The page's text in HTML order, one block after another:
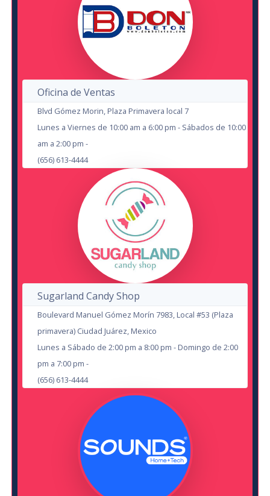
Carlos Ballarta
en Cd Juárez
Auditorio Benito Juárez
21
AUG
Miche Fest 2026
en Cd Juárez
Lienzo Charro Adolfo López Mateos
8
Jorge Cuellar
Auditorio Benito Juárez
SEP
Brayan Soto "Pinocho" VS Mario
Abad
en Chihuahua
Arena Corner Sport
Dhamer: MIrando a la Bestia a Los
Ojos
en Cd Juárez
Auditorio Benito Juárez
18
SEP
en Cd Juárez
Plaza De La Mexicanidad
2
OCT
Zenon y Sus Amigos
en Delicias
Teatro de la Ciudad Delicias
3
Oficina de Ventas
Blvd Gómez Morin, Plaza Primavera local 7
Lunes a Viernes de 10:00 am a 6:00 pm - Sábados de 10:00
am a 2:00 pm -
(656) 613-4444
Sugarland Candy Shop
Boulevard Manuel Gómez Morín 7983, Local #53 (Plaza
primavera) Ciudad Juárez, Mexico
Lunes a Sábado de 2:00 pm a 8:00 pm - Domingo de 2:00
pm a 7:00 pm -
(656) 613-4444